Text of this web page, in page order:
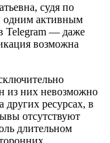
судя по
одним активным
Telegram — даже
возможна
из них невозможно
ресурсах, в
отсутствуют
длительном